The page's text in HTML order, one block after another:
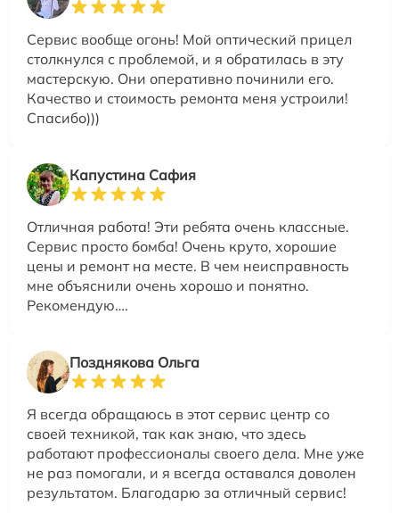
Сервис вообще огонь! Мой оптический прицел
столкнулся с проблемой, и я обратилась в эту
мастерскую. Они оперативно починили его.
Качество и стоимость ремонта меня устроили!
Спасибо)))
Капустина Сафия
Отличная работа! Эти ребята очень классные.
Сервис просто бомба! Очень круто, хорошие
цены и ремонт на месте. В чем неисправность
мне объяснили очень хорошо и понятно.
Рекомендую….
Позднякова Ольга
Я всегда обращаюсь в этот сервис центр со
своей техникой, так как знаю, что здесь
работают профессионалы своего дела. Мне уже
не раз помогали, и я всегда оставался доволен
результатом. Благодарю за отличный сервис!